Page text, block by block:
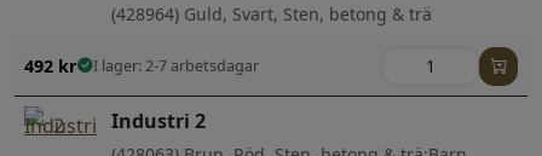
(428964) Guld, Svart, Sten, betong & trä
492 kr I lager: 2-7 arbetsdagar
Industri 2